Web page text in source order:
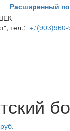
Расширенный
тел.: +7(903)960-
http://